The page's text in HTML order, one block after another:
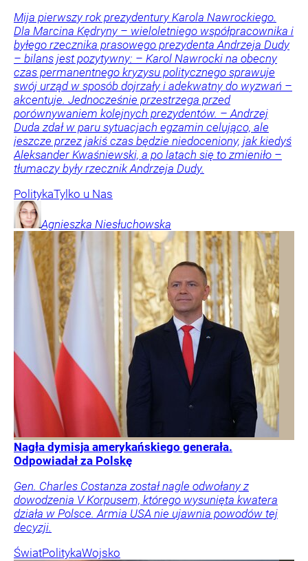
Mija pierwszy rok prezydentury Karola Nawrockiego.
Dla Marcina Kędryny – wieloletniego współpracownika i
byłego rzecznika prasowego prezydenta Andrzeja Dudy
– bilans jest pozytywny: – Karol Nawrocki na obecny
czas permanentnego kryzysu politycznego sprawuje
swój urząd w sposób dojrzały i adekwatny do wyzwań –
akcentuje. Jednocześnie przestrzega przed
porównywaniem kolejnych prezydentów. – Andrzej
Duda zdał w paru sytuacjach egzamin celująco, ale
jeszcze przez jakiś czas będzie niedoceniony, jak kiedyś
Aleksander Kwaśniewski, a po latach się to zmieniło –
tłumaczy były rzecznik Andrzeja Dudy.
PolitykaTylko u Nas
Agnieszka Niesłuchowska
Nagła dymisja amerykańskiego generała.
Odpowiadał za Polskę
Gen. Charles Costanza został nagle odwołany z
dowodzenia V Korpusem, którego wysunięta kwatera
działa w Polsce. Armia USA nie ujawnia powodów tej
decyzji.
ŚwiatPolitykaWojsko